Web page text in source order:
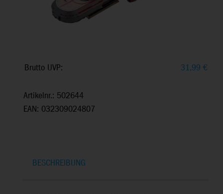
Brutto UVP: 31,99 €
Artikelnr.: 502644
EAN: 032309024807
BESCHREIBUNG